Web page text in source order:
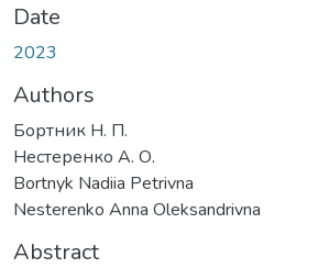
Date
2023
Authors
Бортник Н. П.
Нестеренко А. О.
Bortnyk Nadiia Petrivna
Nesterenko Anna Oleksandrivna
Abstract